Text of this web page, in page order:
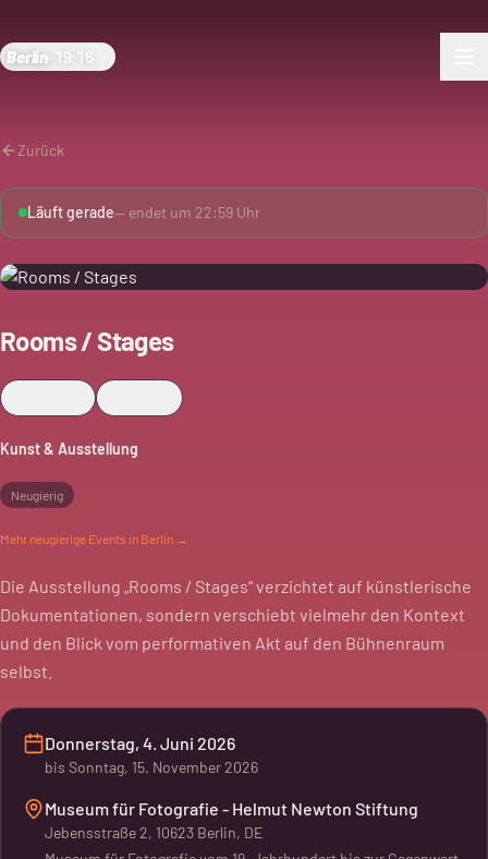
Berlin 19:16
Zurück
Läuft gerade— endet um 22:59 Uhr
Rooms / Stages
Kunst & Ausstellung
Neugierig
Mehr neugierige Events in Berlin →
Die Ausstellung „Rooms / Stages“ verzichtet auf künstlerische
Dokumentationen, sondern verschiebt vielmehr den Kontext
und den Blick vom performativen Akt auf den Bühnenraum
selbst.
Donnerstag, 4. Juni 2026
bis Sonntag, 15. November 2026
Museum für Fotografie - Helmut Newton Stiftung
Jebensstraße 2, 10623 Berlin, DE